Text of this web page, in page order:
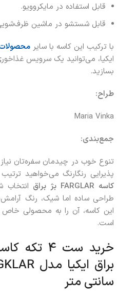
قابل‌ استفاده در مایکروویو.
قابل شستشو در ماشین
با ترکیب این کاسه با سایر
ایکیا، می‌توانید یک سرویس
بسازید.
طراح:
Maria Vinka
جمع‌بندی:
تنوع خوب در چیدمان سفره‌تان نیاز
پذیرایی رنگارنگ می‌خواهید
کاسه
بژ براق انتخاب
طراحی ساده اما شیک، رنگ
این کاسه، آن را به محصولی خاص
است.
خرید ست 4
سانتی متر